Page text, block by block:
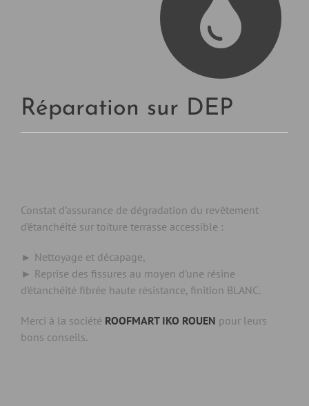
Réparation sur DEP
Constat d’assurance de dégradation du revêtement
d’étanchéité sur toiture terrasse accessible :
► Nettoyage et décapage,
► Reprise des fissures au moyen d’une résine
d’étanchéité fibrée haute résistance, finition BLANC.
Merci à la société ROOFMART IKO ROUEN pour leurs
bons conseils.